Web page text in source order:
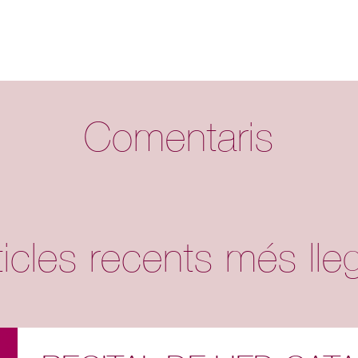
Comentaris
recents més